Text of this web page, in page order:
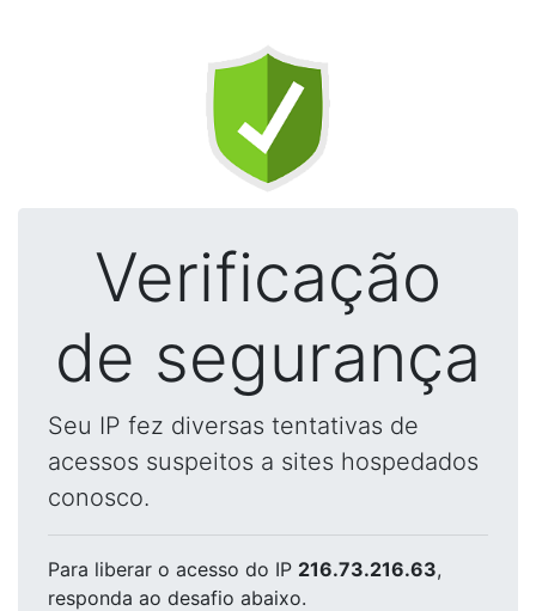
Verificação
de segurança
Seu IP fez diversas tentativas de
acessos suspeitos a sites hospedados
conosco.
Para liberar o acesso do IP 216.73.216.63,
responda ao desafio abaixo.